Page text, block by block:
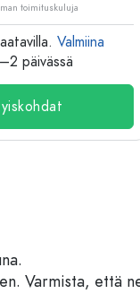
toimituskuluja
Valmiina
päivässä
Varmista, että